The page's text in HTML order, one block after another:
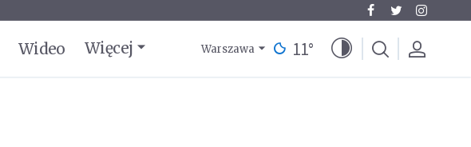
Wideo Więcej Warszawa 11°